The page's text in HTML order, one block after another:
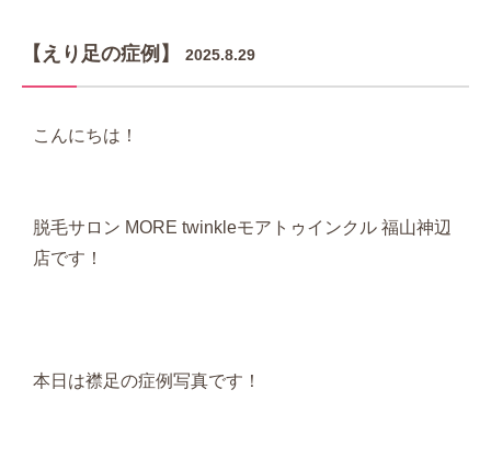
【えり足の症例】 2025.8.29
こんにちは！
脱毛サロン MORE twinkleモアトゥインクル 福山神辺
店です！
本日は襟足の症例写真です！